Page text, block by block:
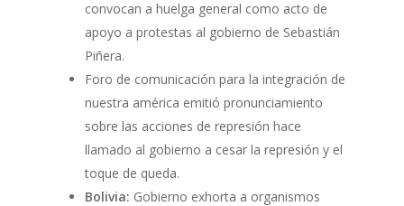
convocan a huelga general como acto de
apoyo a protestas al gobierno de Sebastián
Piñera.
Foro de comunicación para la integración de
nuestra américa emitió pronunciamiento
sobre las acciones de represión hace
llamado al gobierno a cesar la represión y el
toque de queda.
Bolivia: Gobierno exhorta a organismos